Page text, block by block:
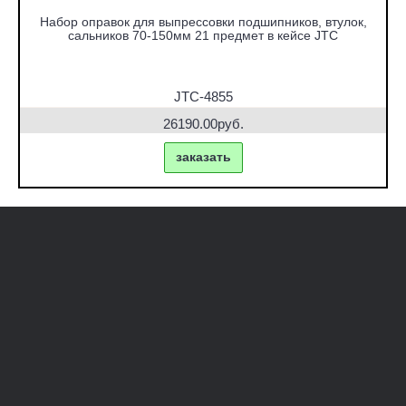
Набор оправок для выпрессовки подшипников, втулок,
сальников 70-150мм 21 предмет в кейсе JTC
JTC-4855
26190.00руб.
заказать